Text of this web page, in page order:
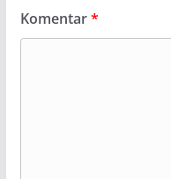
Komentar*